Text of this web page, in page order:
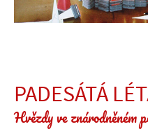
PADESÁTÁ
Hvězdy ve znárodněném